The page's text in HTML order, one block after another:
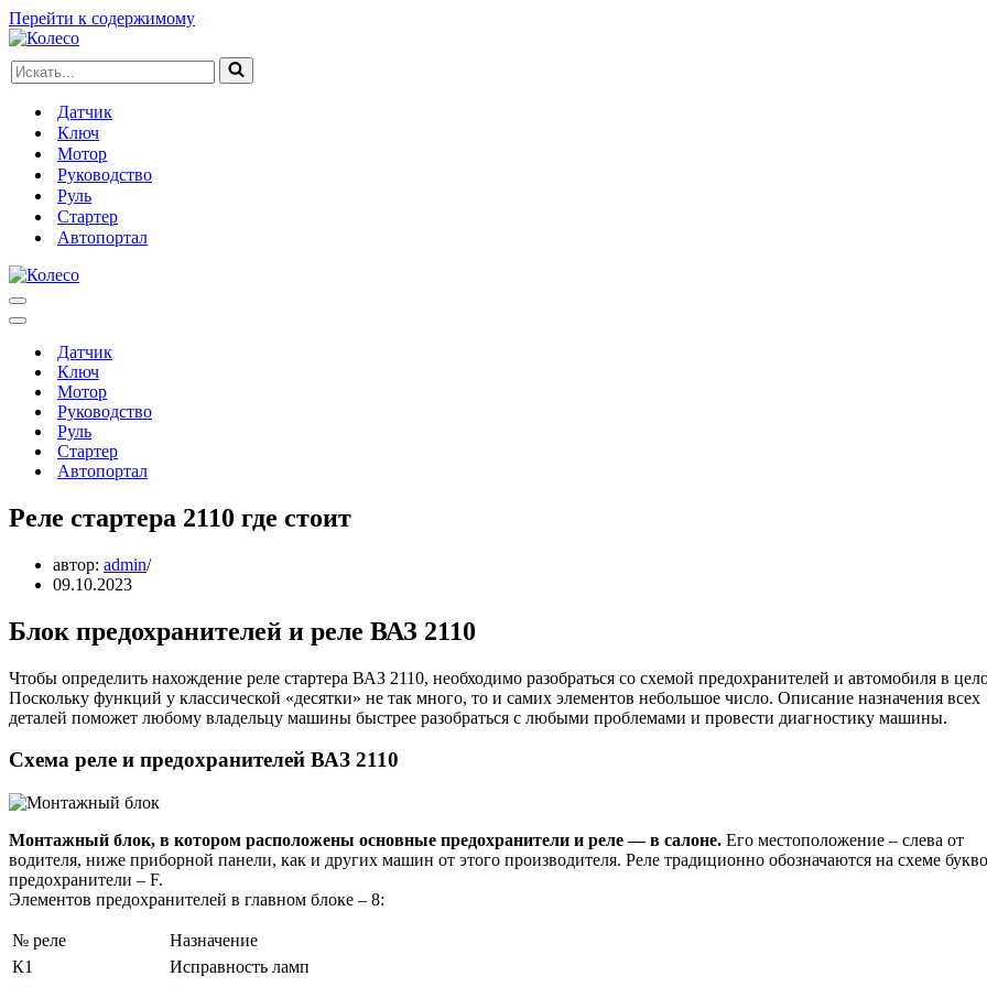
Перейти к содержимому
Искать...
Датчик
Ключ
Мотор
Руководство
Руль
Стартер
Автопортал
Меню
навигации
Меню
навигацииДатчик
Ключ
Мотор
Руководство
Руль
Стартер
Автопортал
Реле стартера 2110 где стоит
автор: admin
09.10.2023
Блок предохранителей и реле ВАЗ 2110
Чтобы определить нахождение реле стартера ВАЗ 2110, необходимо разобраться со схемой предохранителей и автомобиля в
Поскольку функций у классической «десятки» не так много, то и самих элементов небольшое число. Описание назначения всех
деталей поможет любому владельцу машины быстрее разобраться с любыми проблемами и провести диагностику машины.
Схема реле и предохранителей ВАЗ 2110
Монтажный блок, в котором расположены основные предохранители и реле — в салоне. Его местоположение – слева от
водителя, ниже приборной панели, как и других машин от этого производителя. Реле традиционно обозначаются на схеме
предохранители – F.
Элементов предохранителей в главном блоке – 8:
№ реле
Назначение
К1
Исправность ламп